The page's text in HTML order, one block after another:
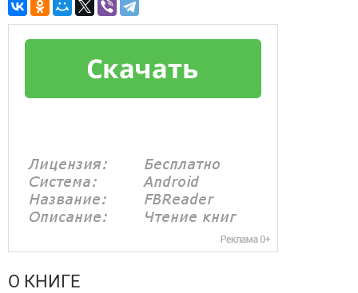
О КНИГЕ